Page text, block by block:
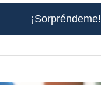
¡Sorpréndeme!